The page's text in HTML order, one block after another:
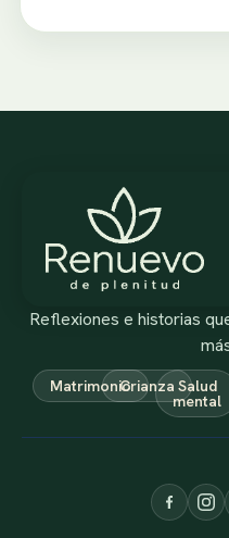
Reflexiones e historias
MatrimonioCrianza Salud
mental